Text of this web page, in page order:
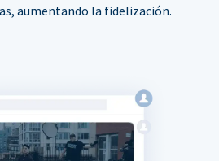
aumentando la fidelización.